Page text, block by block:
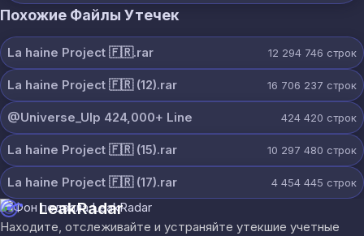
Похожие Файлы Утечек
La haine Project 🇫🇷.rar 12 294 746 строк
La haine Project 🇫🇷 (12).rar 16 706 237 строк
@Universe_Ulp 424,000+ Line 424 420 строк
La haine Project 🇫🇷 (15).rar 10 297 480 строк
La haine Project 🇫🇷 (17).rar 4 454 445 строк
LeakRadar
Находите, отслеживайте и устраняйте утекшие учетные